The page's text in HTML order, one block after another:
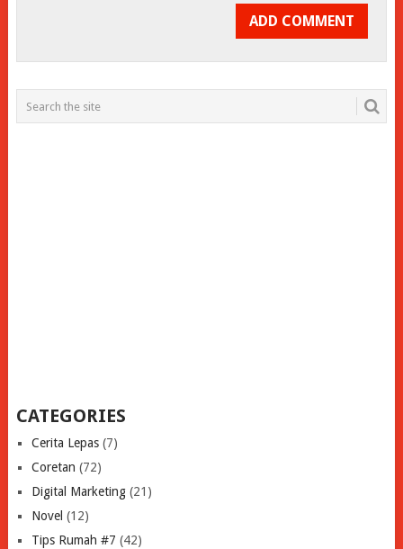
CATEGORIES
Cerita Lepas(7)
Coretan (72)
Digital Marketing(21)
Novel (12)
Tips Rumah #7 (42)